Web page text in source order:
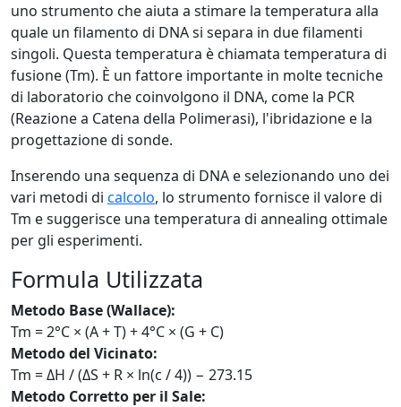
uno strumento che aiuta a stimare la temperatura alla
quale un filamento di DNA si separa in due filamenti
singoli. Questa temperatura è chiamata temperatura di
fusione (Tm). È un fattore importante in molte tecniche
di laboratorio che coinvolgono il DNA, come la PCR
(Reazione a Catena della Polimerasi), l'ibridazione e la
progettazione di sonde.
Inserendo una sequenza di DNA e selezionando uno dei
vari metodi di calcolo, lo strumento fornisce il valore di
Tm e suggerisce una temperatura di annealing ottimale
per gli esperimenti.
Formula Utilizzata
Metodo Base (Wallace):
Tm = 2°C × (A + T) + 4°C × (G + C)
Metodo del Vicinato:
Tm = ΔH / (ΔS + R × ln(c / 4)) − 273.15
Metodo Corretto per il Sale: